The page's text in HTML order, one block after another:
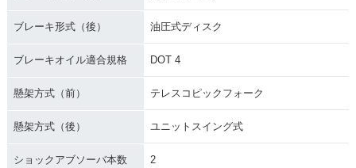
ブレーキ形式（後） 油圧式ディスク
ブレーキオイル適合規格 DOT 4
懸架方式（前） テレスコピックフォーク
懸架方式（後） ユニットスイング式
ショックアブソーバ本数 2